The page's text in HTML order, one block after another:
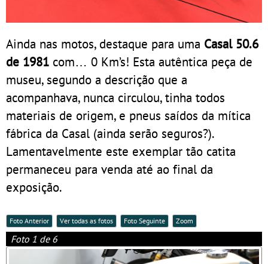
Ainda nas motos, destaque para uma Casal 50.6
de 1981 com… 0 Km’s! Esta autêntica peça de
museu, segundo a descrição que a
acompanhava, nunca circulou, tinha todos
materiais de origem, e pneus saídos da mítica
fábrica da Casal (ainda serão seguros?).
Lamentavelmente este exemplar tão catita
permaneceu para venda até ao final da
exposição.
Foto Anterior Ver todas as fotos Foto Seguinte Zoom
Foto 1 de 6